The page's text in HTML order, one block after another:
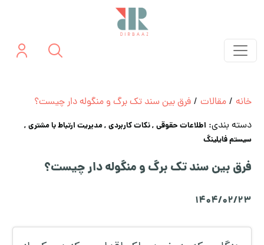
خانه / مقالات / فرق بین سند تک برگ و منگوله دار چیست؟
دسته بندی: اطلاعات حقوقی, نکات کاربردی, مدیریت ارتباط با مشتری,
سیستم فایلینگ
فرق بین سند تک برگ و منگوله دار چیست؟
1404/02/23